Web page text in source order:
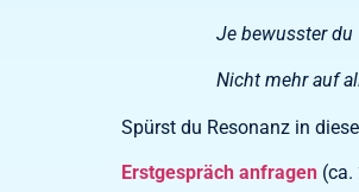
Je bewusster du
Nicht mehr auf
Spürst du Resonanz in
Erstgespräch anfragen